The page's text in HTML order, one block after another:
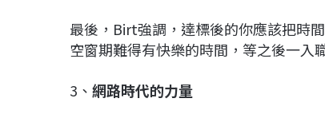
最後，Birt強調，達標後的你應該把時
空窗期難得有快樂的時間，等之後一入
3、 網路時代的力量